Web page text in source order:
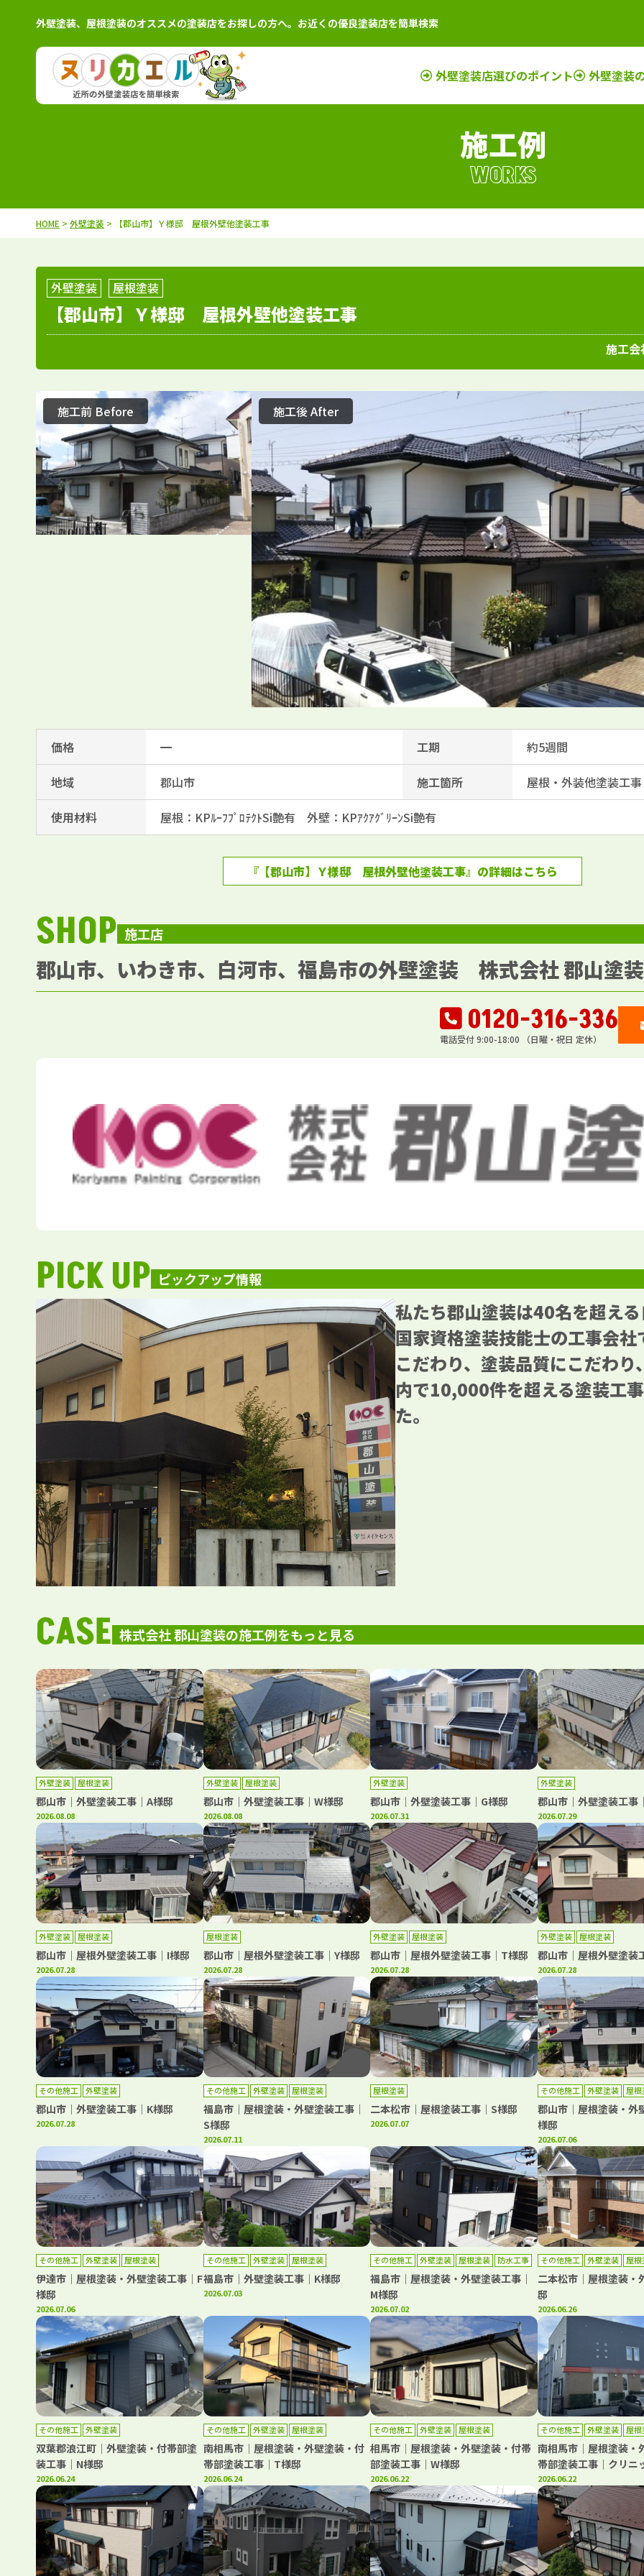
外壁塗装、屋根塗装のオススメの塗装店をお探しの方へ。お近くの優良塗装店を簡単検索
外壁塗装店選びのポイント 外壁塗装
秋田県
施工例
塗装店
宮城県
施工例
塗装店
福島県
施工例 塗装店
千葉県
施工例
塗装店
埼玉県
施工例
塗装店
塗装店
塗装店
山梨県
施工例
塗装店
長野県
施工例
塗装店
滋賀県
京都府
大阪府
施工例
塗装店
三重県
施工例
塗装店
施工例
WORKS
HOME > 外壁塗装 > 【郡山市】Ｙ様邸 屋根外壁他塗装工事
外壁塗装 屋根塗装
【郡山市】Ｙ様邸 屋根外壁他塗装工事
施工会
施工前 Before 施工後 After
価格 ━ 工期 約5週間
地域 郡山市 施工箇所 屋根・外装他塗装工事
使用材料 屋根：KPﾙｰﾌﾌﾟﾛﾃｸﾄSi艶有 外壁：KPｱｸｱｸﾞﾘｰﾝSi艶有
『【郡山市】Ｙ様邸 屋根外壁他塗装工事』の詳細はこちら
施工店
SHOP
郡山市、いわき市、白河市、福島市の外壁塗装 株式会社 郡山塗装
0120-316-336
電話受付 9:00-18:00 （日曜・祝日 定休）
ピックアップ情報
PICK UP
私たち郡山塗装は40名を超え
国家資格塗装技能士の工事会社
こだわり、塗装品質にこだわり
内で10,000件を超える塗装工
た。
株式会社 郡山塗装の施工例をもっと見る
CASE
外壁塗装 屋根塗装
郡山市｜外壁塗装工事｜A様邸
2026.08.08
外壁塗装 屋根塗装
郡山市｜外壁塗装工事｜W様邸
2026.08.08
外壁塗装
郡山市｜外壁塗装工事｜G様邸
2026.07.31
外壁塗装
郡山市｜外壁塗装工事
2026.07.29
外壁塗装 屋根塗装
郡山市｜屋根外壁塗装工事｜I様邸
2026.07.28
屋根塗装
郡山市｜屋根外壁塗装工事｜Y様邸
2026.07.28
外壁塗装 屋根塗装
郡山市｜屋根外壁塗装工事｜T様邸
2026.07.28
外壁塗装 屋根塗装
郡山市｜屋根外壁塗装
2026.07.28
その他施工 外壁塗装
郡山市｜外壁塗装工事｜K様邸
2026.07.28
その他施工 外壁塗装 屋根塗装
福島市｜屋根塗装・外壁塗装工事｜
S様邸
2026.07.11
屋根塗装
二本松市｜屋根塗装工事｜S様邸
2026.07.07
その他施工 外壁塗装 屋根
郡山市｜屋根塗装・外
様邸
2026.07.06
その他施工 外壁塗装 屋根塗装
伊達市｜屋根塗装・外壁塗装工事｜F
様邸
2026.07.06
その他施工 外壁塗装 屋根塗装
福島市｜外壁塗装工事｜K様邸
2026.07.03
その他施工 外壁塗装 屋根塗装 防水工事
福島市｜屋根塗装・外壁塗装工事｜
M様邸
2026.07.02
その他施工 外壁塗装 屋根
二本松市｜屋根塗装・
邸
2026.06.26
その他施工 外壁塗装
双葉郡浪江町｜外壁塗装・付帯部塗
装工事｜N様邸
2026.06.24
その他施工 外壁塗装 屋根塗装
南相馬市｜屋根塗装・外壁塗装・付
帯部塗装工事｜T様邸
2026.06.24
その他施工 外壁塗装 屋根塗装
相馬市｜屋根塗装・外壁塗装・付帯
部塗装工事｜W様邸
2026.06.22
その他施工 外壁塗装 屋根
南相馬市｜屋根塗装・
帯部塗装工事｜クリニ
2026.06.22